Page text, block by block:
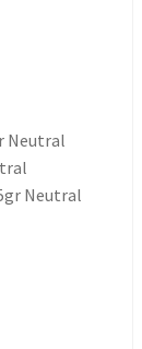
Neutral
Neutral